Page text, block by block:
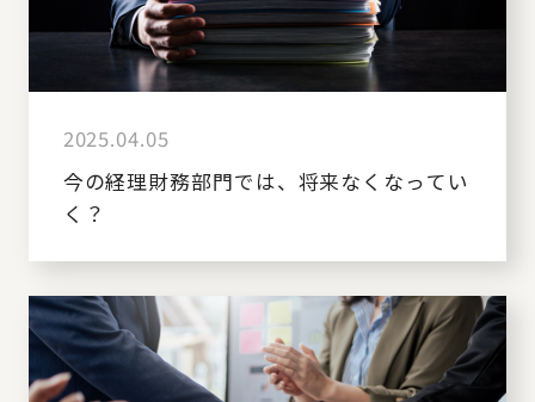
2025.04.05
今の経理財務部門では、将来なくなってい
く？